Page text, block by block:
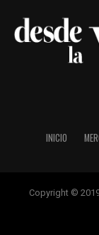
INICIO
Copyright ©